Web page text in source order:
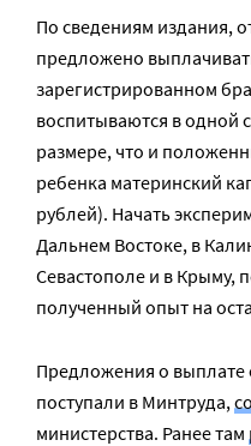
По сведениям издания,
предложено
зарегистрированном
воспитываются в одной
размере, что и
ребенка материнский
рублей). Начать
Дальнем Востоке, в
Севастополе и в Крыму,
полученный опыт на
Предложения о выплате
поступали в Минтруда,
министерства. Ранее там